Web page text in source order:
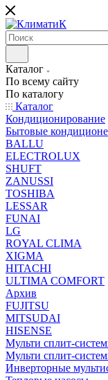
Каталог
По всему сайту
По каталогу
Каталог
Кондиционирование
Бытовые
BALLU
ELECTROLUX
SHUFT
ZANUSSI
TOSHIBA
LESSAR
FUNAI
LG
ROYAL CLIMA
XIGMA
HITACHI
ULTIMA COMFORT
Архив
FUJITSU
MITSUDAI
HISENSE
Мульти сплит-
Мульти сплит-
Инверторные